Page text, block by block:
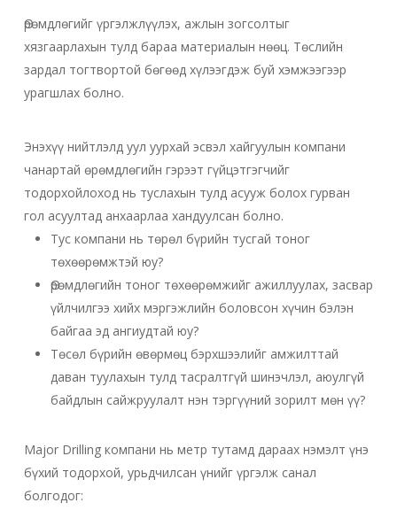
Өрөмдлөгийг үргэлжлүүлэх, ажлын зогсолтыг
хязгаарлахын тулд бараа материалын нөөц. Төслийн
зардал тогтвортой бөгөөд хүлээгдэж буй хэмжээгээр
урагшлах болно.
Энэхүү нийтлэлд уул уурхай эсвэл хайгуулын компани
чанартай өрөмдлөгийн гэрээт гүйцэтгэгчийг
тодорхойлоход нь туслахын тулд асууж болох гурван
гол асуултад анхаарлаа хандуулсан болно.
Тус компани нь төрөл бүрийн тусгай тоног
төхөөрөмжтэй юу?
Өрөмдлөгийн тоног төхөөрөмжийг ажиллуулах, засвар
үйлчилгээ хийх мэргэжлийн боловсон хүчин бэлэн
байгаа эд ангиудтай юу?
Төсөл бүрийн өвөрмөц бэрхшээлийг амжилттай
даван туулахын тулд тасралтгүй шинэчлэл, аюулгүй
байдлын сайжруулалт нэн тэргүүний зорилт мөн үү?
Major Drilling компани нь метр тутамд дараах нэмэлт үнэ
бүхий тодорхой, урьдчилсан үнийг үргэлж санал
болгодог: